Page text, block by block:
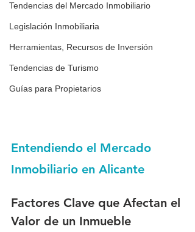
Tendencias del Mercado Inmobiliario
Legislación Inmobiliaria
Herramientas, Recursos de Inversión
Tendencias de Turismo
Guías para Propietarios
Entendiendo el Mercado
Inmobiliario en Alicante
Factores Clave que Afectan el
Valor de un Inmueble